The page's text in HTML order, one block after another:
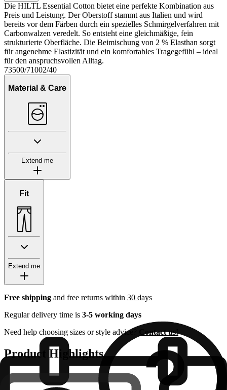
Die HILTL Essential Cotton bietet eine perfekte Kombination aus
Preis und Leistung. Der Oberstoff stammt aus Italien und wird
bereits vor dem Färben durch ein spezielles Schmirgelverfahren mit
Carbonwalzen veredelt. So entsteht eine gleichmäßige, fein
strukturierte Oberfläche. Die Beimischung von 2 % Elasthan sorgt
für angenehme Elastizität und ein komfortables Tragegefühl – ideal
für den anspruchsvollen Alltag.
73500/71002/40
Material & Care
Extend me
Fit
Extend me
Free shipping and free returns within 30 days
Regular delivery time is 3-5 working days
Need help choosing sizes or style advice?
Contact us!
Product Highlights